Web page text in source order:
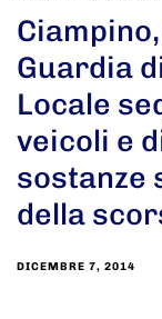
Guardia
Locale
veicoli e
sostanze
della
DICEMBRE 7, 2014